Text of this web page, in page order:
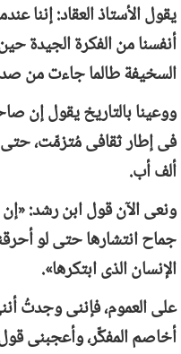
يقول الأستاذ العقاد: إننا
أنفسنا من الفكرة الجيدة
السخيفة طالما جاءت من
ووعينا بالتاريخ يقول إن
فى إطار ثقافى مُتزمِّت،
ألف أب.
ونعى الآن قول ابن رشد: «إن
جماح انتشارها حتى لو
الإنسان الذى ابتكرها».
على العموم، فإننى وجدتُ
أخاصم المفكِّر، وأعجبنى